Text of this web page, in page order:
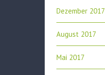
Dezember 2017
August 2017
Mai 2017